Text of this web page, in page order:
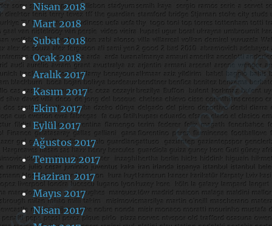
Nisan 2018
Mart 2018
Şubat 2018
Ocak 2018
Aralık 2017
Kasım 2017
Ekim 2017
Eylül 2017
Ağustos 2017
Temmuz 2017
Haziran 2017
Mayıs 2017
Nisan 2017